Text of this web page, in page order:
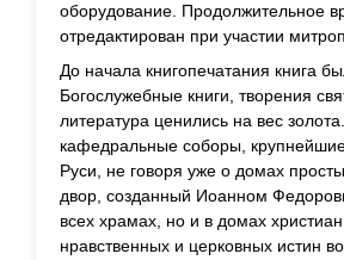
оборудование. Продолжительное
отредактирован при участии
До начала книгопечатания книга
Богослужебные книги, творения
литература ценились на вес
кафедральные соборы,
Руси, не говоря уже о домах
двор, созданный Иоанном
всех храмах, но и в домах
нравственных и церковных истин